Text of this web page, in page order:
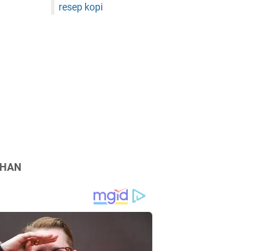
resep kopi